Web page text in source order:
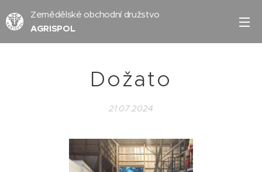
Zemědělské obchodní družstvo
AGRISPOL
Dožato
21.07.2024